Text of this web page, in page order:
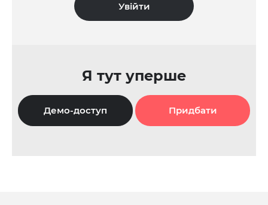
Я тут уперше
Демо-доступ Придбати